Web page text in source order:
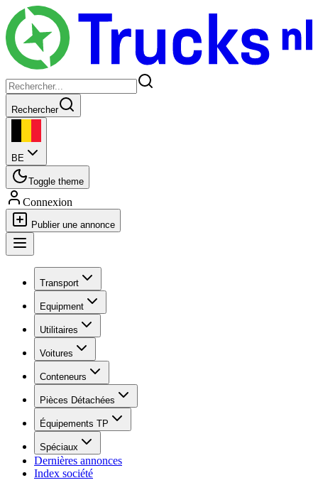
Rechercher
BE
Toggle theme
Connexion
Publier une annonce
Transport
Equipment
Utilitaires
Voitures
Conteneurs
Pièces Détachées
Équipements TP
Spéciaux
Dernières annonces
Index société